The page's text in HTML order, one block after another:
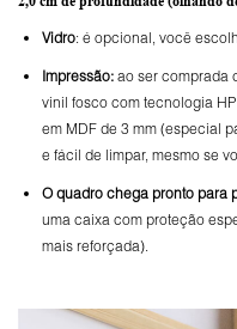
Vidro: é opcional, você
Impressão: ao ser comprada
vinil fosco com tecnologia
em MDF de 3 mm (especial
e fácil de limpar, mesmo se
Oquadro chega pronto para
uma caixa com proteção
mais reforçada).